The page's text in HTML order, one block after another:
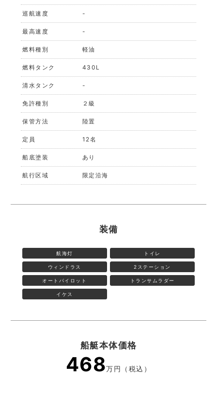
巡航速度 -
最高速度 -
燃料種別 軽油
燃料タンク 430L
清水タンク -
免許種別 ２級
保管方法 陸置
定員 12名
船底塗装 あり
航行区域 限定沿海
装備
航海灯 トイレ
ウィンドラス 2ステーション
オートパイロット トランサムラダー
イケス
船艇本体価格
468万円（税込）